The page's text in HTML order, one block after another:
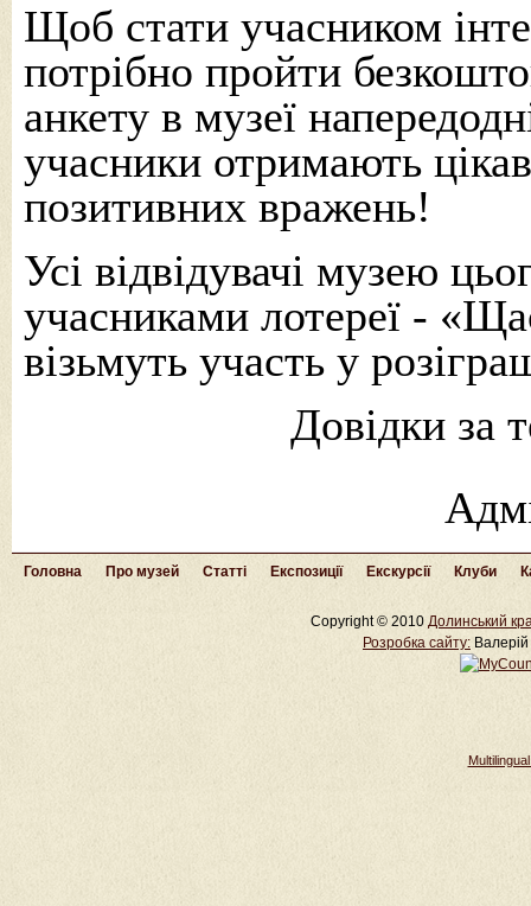
Щоб стати учасником
потрібно пройти
анкету в музеї
учасники отримають
позитивних вражень!
Усі відвідувачі музею
учасниками лотереї -
візьмуть участь у
Довідки за
Головна Про музей Статті Експозиції Екскурсії Клуби
Copyright © 2010 Долинський
Розробка cайту: